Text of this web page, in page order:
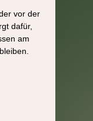
vor der
dafür,
am